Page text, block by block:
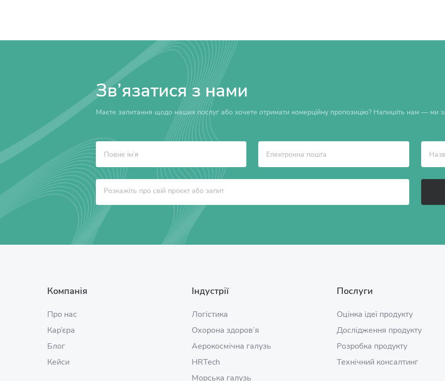
Зв’язатися з нами
Маєте запитання щодо наших послуг або хочете отримати комерційну пропозицію? Напишіть нам — ми
Компанія
Про нас
Кар’єра
Блог
Кейси
Індустрії
Логістика
Охорона здоров’я
Аерокосмічна галузь
HRTech
Морська галузь
Послуги
Оцінка ідеї продукту
Дослідження продукту
Розробка продукту
Технічний консалтинг